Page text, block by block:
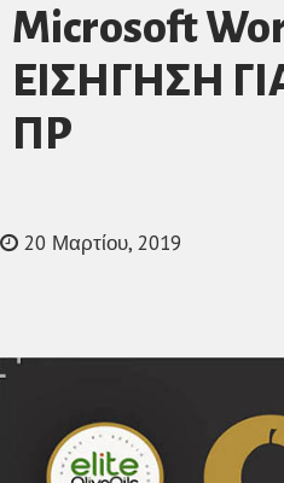
Microsoft
ΕΙΣΗΓΗΣΗ
ΠΡ
20 Μαρτίου, 2019